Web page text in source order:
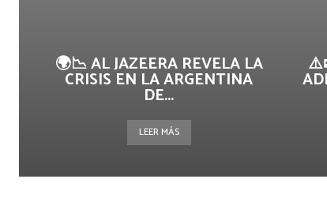
🌍📉 AL JAZEERA REVELA LA
CRISIS EN LA ARGENTINA
DE...
LEER MÁS